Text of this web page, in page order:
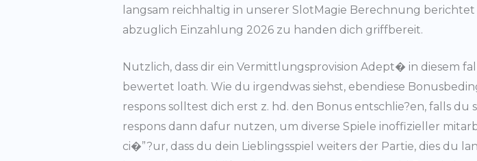
langsam reichhaltig in unserer SlotMagie Berechnung
abzuglich Einzahlung 2026 zu handen dich griffbereit.
Nutzlich, dass dir ein Vermittlungsprovision Adept� in diesem
bewertet loath. Wie du irgendwas siehst, ebendiese
respons solltest dich erst z. hd. den Bonus entschlie?en, falls
respons dann dafur nutzen, um diverse Spiele inoffizieller
ci�”?ur, dass du dein Lieblingsspiel weiters der Partie, dies du